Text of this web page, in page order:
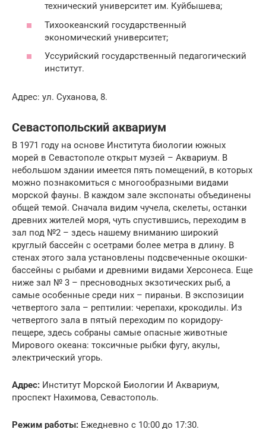
технический университет им. Куйбышева;
Тихоокеанский государственный
экономический университет;
Уссурийский государственный педагогический
институт.
Адрес: ул. Суханова, 8.
Севастопольский аквариум
В 1971 году на основе Института биологии южных
морей в Севастополе открыт музей – Аквариум. В
небольшом здании имеется пять помещений, в которых
можно познакомиться с многообразными видами
морской фауны. В каждом зале экспонаты объединены
общей темой. Сначала видим чучела, скелеты, останки
древних жителей моря, чуть спустившись, переходим в
зал под №2 – здесь нашему вниманию широкий
круглый бассейн с осетрами более метра в длину. В
стенах этого зала установлены подсвеченные окошки-
бассейны с рыбами и древними видами Херсонеса. Еще
ниже зал № 3 – пресноводных экзотических рыб, а
самые особенные среди них – пираньи. В экспозиции
четвертого зала – рептилии: черепахи, крокодилы. Из
четвертого зала в пятый переходим по коридору-
пещере, здесь собраны самые опасные животные
Мирового океана: токсичные рыбки фугу, акулы,
электрический угорь.
Адрес: Институт Морской Биологии И Аквариум,
проспект Нахимова, Севастополь.
Режим работы: Ежедневно с 10:00 до 17:30.